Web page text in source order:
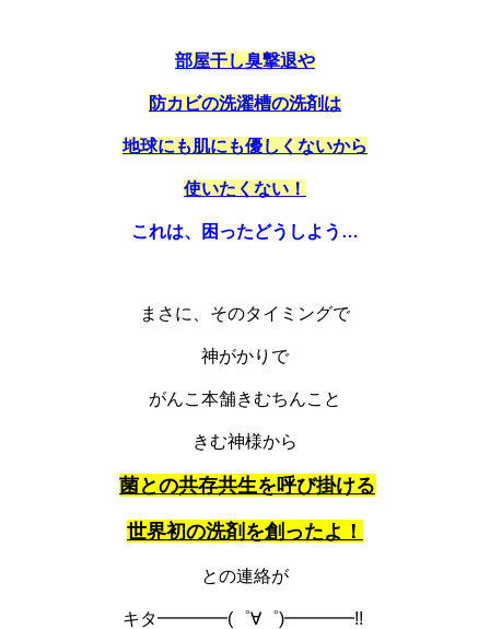
部屋干し臭撃退や
防カビの洗濯槽の洗剤は
地球にも肌にも優しくないから
使いたくない！
これは、困ったどうしよう…
まさに、そのタイミングで
神がかりで
がんこ本舗きむちんこと
きむ神様から
菌との共存共生を呼び掛ける
世界初の洗剤を創ったよ！
との連絡が
キタ━━━━(゜∀゜)━━━━!!